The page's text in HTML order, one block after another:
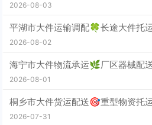
2026-08-03
平湖市大件运输调配🍀长途大件托
2026-08-02
海宁市大件物流承运🌿厂区器械配
2026-08-01
桐乡市大件货运配送🎯重型物资托
2026-07-31